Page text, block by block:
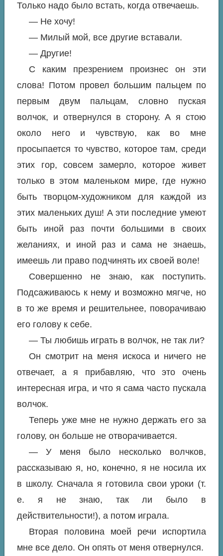
Только надо было встать, когда отвечаешь.
— Не хочу!
— Милый мой, все другие вставали.
— Другие!
С каким презрением произнес он эти
слова! Потом провел большим пальцем по
первым двум пальцам, словно пуская
волчок, и отвернулся в сторону. А я стою
около него и чувствую, как во мне
просыпается то чувство, которое там, среди
этих гор, совсем замерло, которое живет
только в этом маленьком мире, где нужно
быть творцом-художником для каждой из
этих маленьких душ! А эти последние умеют
быть иной раз почти большими в своих
желаниях, и иной раз и сама не знаешь,
имеешь ли право подчинять их своей воле!
Совершенно не знаю, как поступить.
Подсаживаюсь к нему и возможно мягче, но
в то же время и решительнее, поворачиваю
его голову к себе.
— Ты любишь играть в волчок, не так ли?
Он смотрит на меня искоса и ничего не
отвечает, а я прибавляю, что это очень
интересная игра, и что я сама часто пускала
волчок.
Теперь уже мне не нужно держать его за
голову, он больше не отворачивается.
— У меня было несколько волчков,
рассказываю я, но, конечно, я не носила их
в школу. Сначала я готовила свои уроки (т.
е. я не знаю, так ли было в
действительности!), а потом играла.
Вторая половина моей речи испортила
мне все дело. Он опять от меня отвернулся.